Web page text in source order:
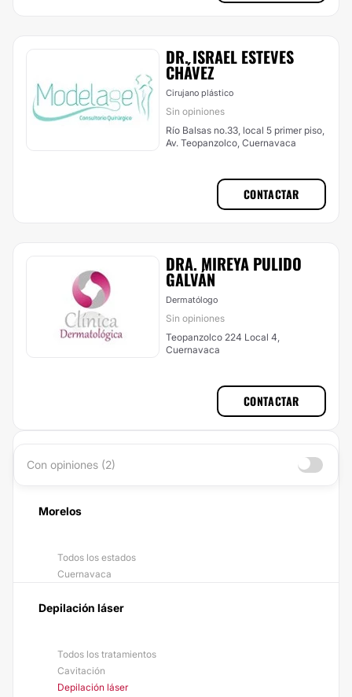
DR. ISRAEL ESTEVES
CHÁVEZ
Cirujano plástico
Sin opiniones
Río Balsas no.33, local 5 primer piso,
Av. Teopanzolco, Cuernavaca
CONTACTAR
DRA. MIREYA PULIDO
GALVÁN
Dermatólogo
Sin opiniones
Teopanzolco 224 Local 4,
Cuernavaca
CONTACTAR
Con opiniones (2)
Morelos
Todos los estados
Cuernavaca
Depilación láser
Todos los tratamientos
Cavitación
Depilación láser